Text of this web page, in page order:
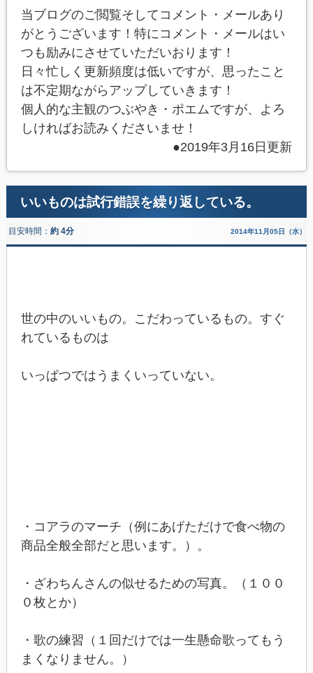
当ブログのご閲覧そしてコメント・メールあり
がとうございます！特にコメント・メールはい
つも励みにさせていただいおります！
日々忙しく更新頻度は低いですが、思ったこと
は不定期ながらアップしていきます！
個人的な主観のつぶやき・ポエムですが、よろ
しければお読みくださいませ！
●2019年3月16日更新
いいものは試行錯誤を繰り返している。
目安時間： 約 4分 2014年11月05日（水）
世の中のいいもの。こだわっているもの。すぐ
れているものは
いっぱつではうまくいっていない。
・コアラのマーチ（例にあげただけで食べ物の
商品全般全部だと思います。）。
・ざわちんさんの似せるための写真。（１００
０枚とか）
・歌の練習（１回だけでは一生懸命歌ってもう
まくなりません。）